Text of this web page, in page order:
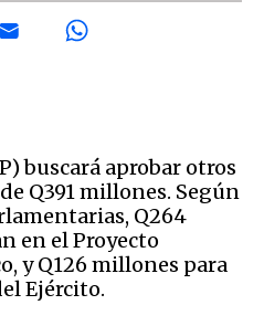
buscará aprobar otros
Q391 millones. Según
Q264
en el Proyecto
y Q126 millones para
Ejército.